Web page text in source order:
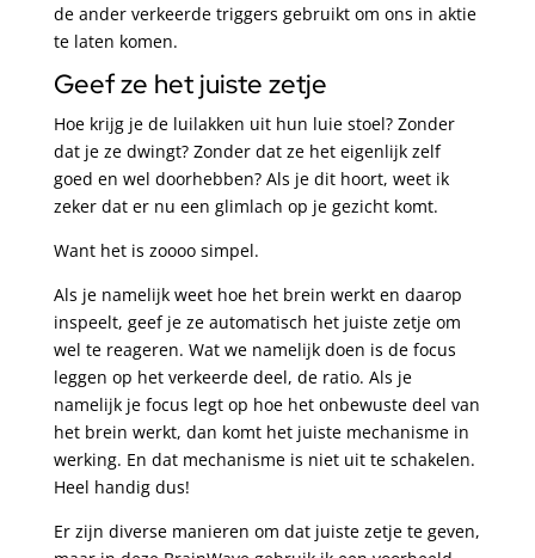
de ander verkeerde triggers gebruikt om ons in aktie
te laten komen.
Geef ze het juiste zetje
Hoe krijg je de luilakken uit hun luie stoel? Zonder
dat je ze dwingt? Zonder dat ze het eigenlijk zelf
goed en wel doorhebben? Als je dit hoort, weet ik
zeker dat er nu een glimlach op je gezicht komt.
Want het is zoooo simpel.
Als je namelijk weet hoe het brein werkt en daarop
inspeelt, geef je ze automatisch het juiste zetje om
wel te reageren. Wat we namelijk doen is de focus
leggen op het verkeerde deel, de ratio. Als je
namelijk je focus legt op hoe het onbewuste deel van
het brein werkt, dan komt het juiste mechanisme in
werking. En dat mechanisme is niet uit te schakelen.
Heel handig dus!
Er zijn diverse manieren om dat juiste zetje te geven,